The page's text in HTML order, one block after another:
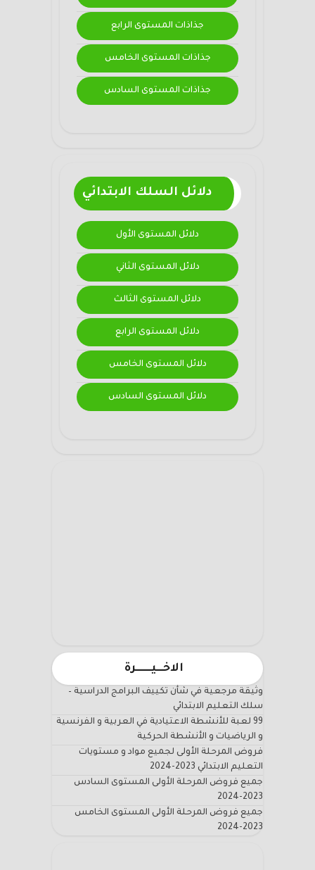
جذاذات المستوى الرابع
جذاذات المستوى الخامس
جذاذات المستوى السادس
دلائل السلك الابتدائي
دلائل المستوى الأول
دلائل المستوى الثاني
دلائل المستوى الثالث
دلائل المستوى الرابع
دلائل المستوى الخامس
دلائل المستوى السادس
الاخـــيـــــــرة
وثيقة مرجعية في شأن تكييف البرامج الدراسية –
سلك التعليم الابتدائي
99 لعبة للأنشطة الاعتيادية في العربية و الفرنسية
و الرياضيات و الأنشطة الحركية
فروض المرحلة الأولى لجميع مواد و مستويات
التعليم الابتدائي 2023-2024
جميع فروض المرحلة الأولى المستوى السادس
2023-2024
جميع فروض المرحلة الأولى المستوى الخامس
2023-2024